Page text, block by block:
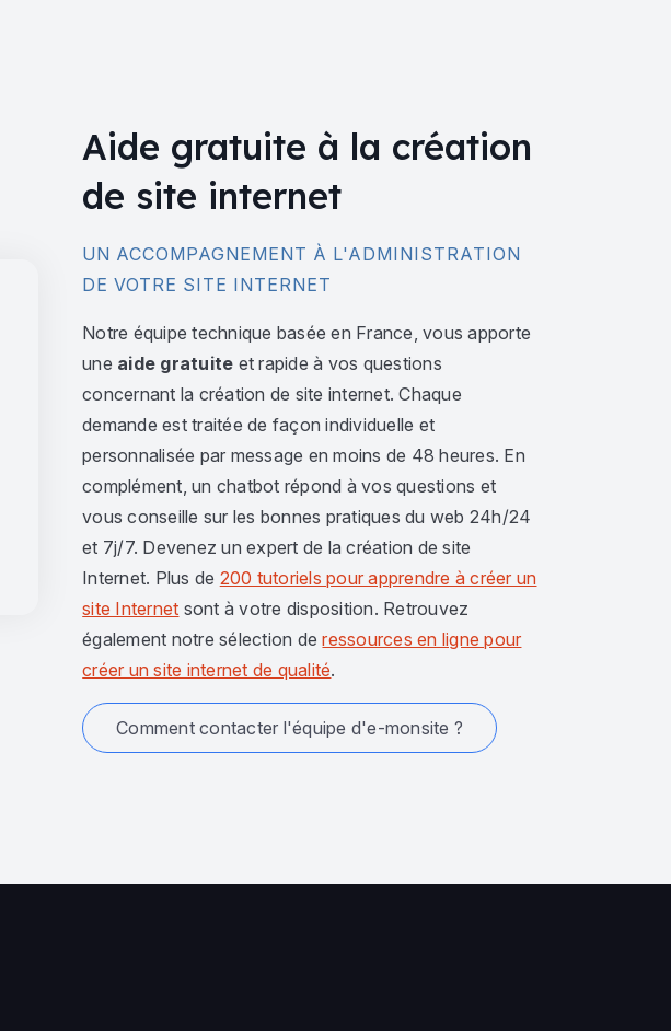
Aide gratuite à la création
de site internet
UN ACCOMPAGNEMENT À L'ADMINISTRATION
DE VOTRE SITE INTERNET
Notre équipe technique basée en France, vous apporte
une aide gratuite et rapide à vos questions
concernant la création de site internet. Chaque
demande est traitée de façon individuelle et
personnalisée par message en moins de 48 heures. En
complément, un chatbot répond à vos questions et
vous conseille sur les bonnes pratiques du web 24h/24
et 7j/7. Devenez un expert de la création de site
Internet. Plus de 200 tutoriels pour apprendre à créer un
site Internet sont à votre disposition. Retrouvez
également notre sélection deressources en ligne pour
créer un site internet de qualité.
Comment contacter l'équipe d'e-monsite ?